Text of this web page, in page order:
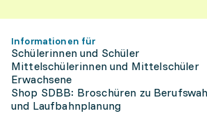
Informationen für
Schülerinnen und Schüler
Mittelschülerinnen und Mittelschüler
Erwachsene
Shop SDBB: Broschüren zu
und Laufbahnplanung